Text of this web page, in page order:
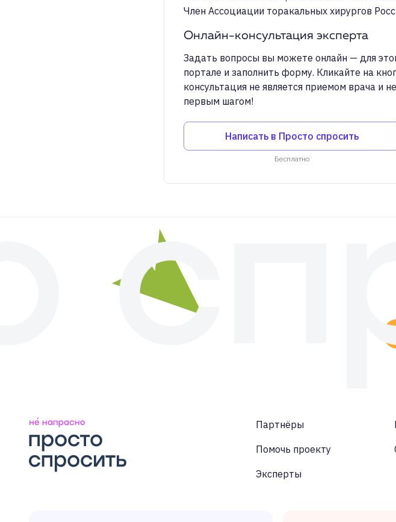
Онлайн-консультация эксперта
Задать вопросы вы можете онлайн — для
портале и заполнить форму. Кликайте на
консультация не является приемом врача
первым шагом!
Написать в Просто спросить
Бесплатно
Партнёры
Помочь проекту
Эксперты